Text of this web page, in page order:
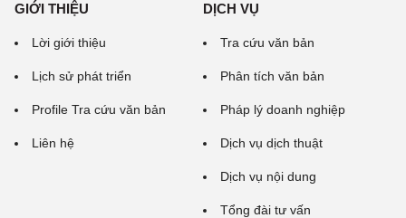
GIỚI THIỆU
Lời giới thiệu
Lịch sử phát triển
Profile Tra cứu văn bản
Liên hệ
DỊCH VỤ
Tra cứu văn bản
Phân tích văn bản
Pháp lý doanh nghiệp
Dịch vụ dịch thuật
Dịch vụ nội dung
Tổng đài tư vấn